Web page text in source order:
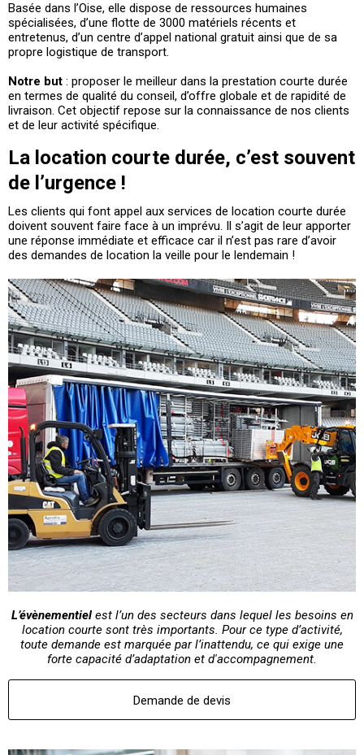
Basée dans l’Oise, elle dispose de ressources humaines
spécialisées, d’une flotte de 3000 matériels récents et
entretenus, d’un centre d’appel national gratuit ainsi que de sa
propre logistique de transport.
Notre but : proposer le meilleur dans la prestation courte durée
en termes de qualité du conseil, d’offre globale et de rapidité de
livraison. Cet objectif repose sur la connaissance de nos clients
et de leur activité spécifique.
La location courte durée, c’est souvent
de l’urgence !
Les clients qui font appel aux services de location courte durée
doivent souvent faire face à un imprévu. Il s’agit de leur apporter
une réponse immédiate et efficace car il n’est pas rare d’avoir
des demandes de location la veille pour le lendemain !
L’évènementielest l’un des secteurs dans lequel les besoins en
location courte sont très importants. Pour ce type d’activité,
toute demande est marquée par l’inattendu, ce qui exige une
forte capacité d’adaptation et d'accompagnement.
Demande de devis